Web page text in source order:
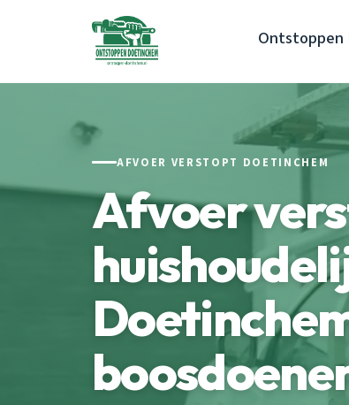
Ontstoppen
AFVOER VERSTOPT DOETINCHEM
Afvoer